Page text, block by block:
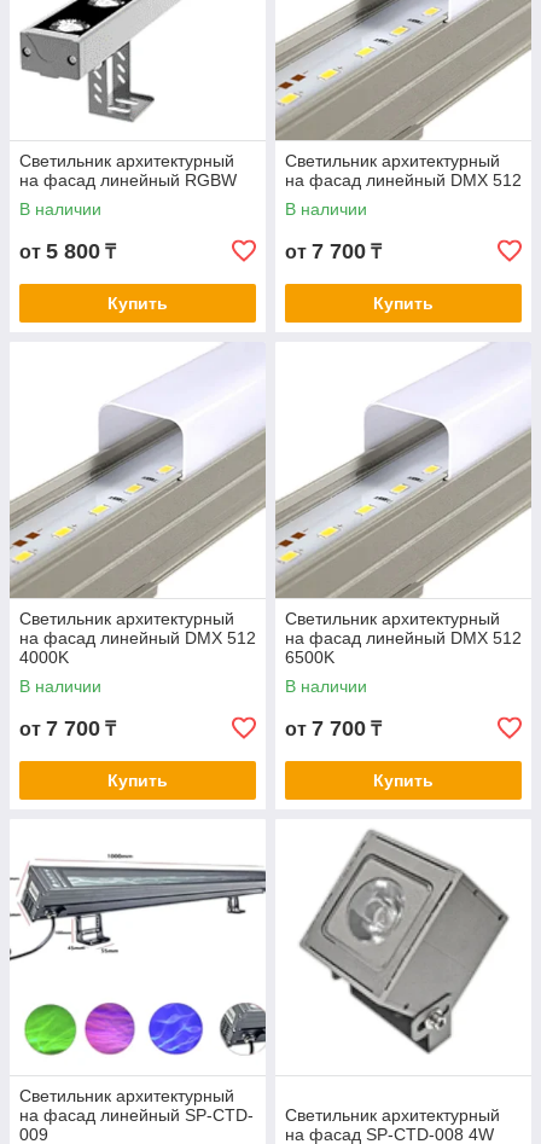
Светильник архитектурный
на фасад линейный RGBW
В наличии
от 5 800 ₸
Купить
Светильник архитектурный
на фасад линейный DMX 512
В наличии
от 7 700 ₸
Купить
Светильник архитектурный
на фасад линейный DMX 512
4000K
В наличии
от 7 700 ₸
Купить
Светильник архитектурный
на фасад линейный DMX 512
6500K
В наличии
от 7 700 ₸
Купить
Светильник архитектурный
на фасад линейный SP-CTD-
009
Светильник архитектурный
на фасад SP-CTD-008 4W